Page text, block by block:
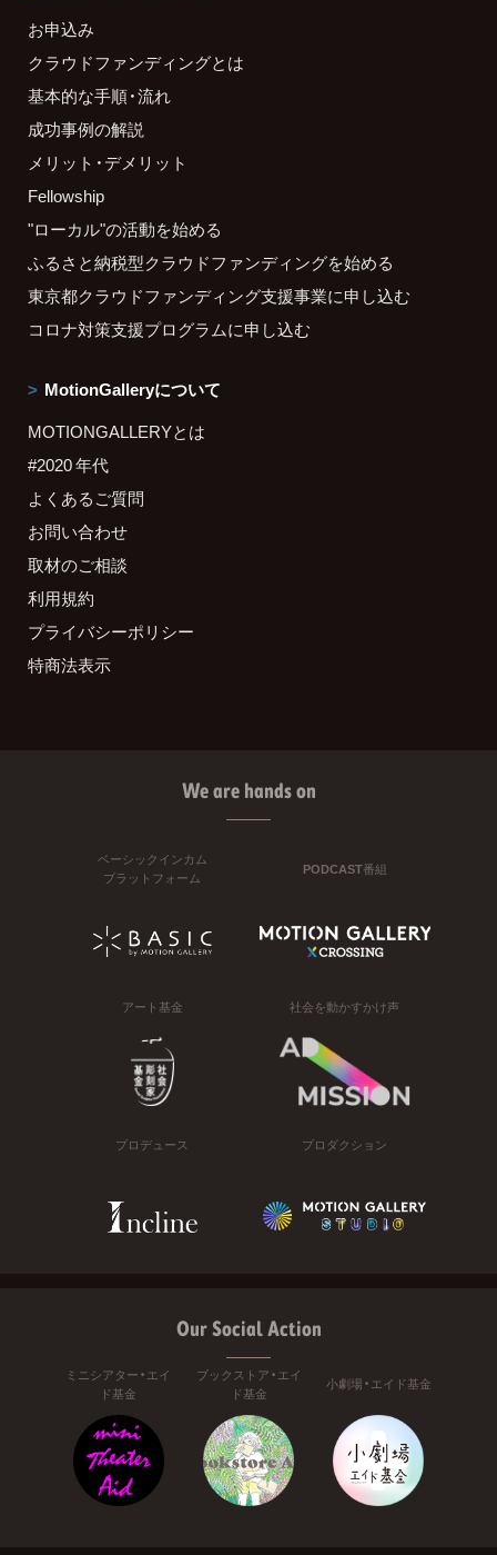
お申込み
クラウドファンディングとは
基本的な手順・流れ
成功事例の解説
メリット・デメリット
Fellowship
"ローカル"の活動を始める
ふるさと納税型クラウドファンディングを始める
東京都クラウドファンディング支援事業に申し込む
コロナ対策支援プログラムに申し込む
MotionGalleryについて
MOTIONGALLERYとは
#2020 年代
よくあるご質問
お問い合わせ
取材のご相談
利用規約
プライバシーポリシー
特商法表示
We are hands on
ベーシックインカム
プラットフォーム
PODCAST番組
アート基金 社会を動かすかけ声
プロデュース プロダクション
Our Social Action
ミニシアター・エイ
ド基金
ブックストア・エイ
ド基金
小劇場・エイド基金